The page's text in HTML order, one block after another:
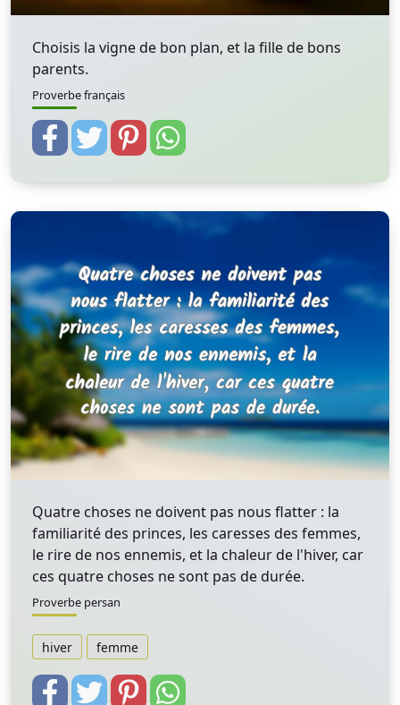
Choisis la vigne de bon plan, et la fille de bons
parents.
Proverbe français
Quatre choses ne doivent pas nous flatter : la
familiarité des princes, les caresses des femmes,
le rire de nos ennemis, et la chaleur de l'hiver, car
ces quatre choses ne sont pas de durée.
Proverbe persan
hiver femme